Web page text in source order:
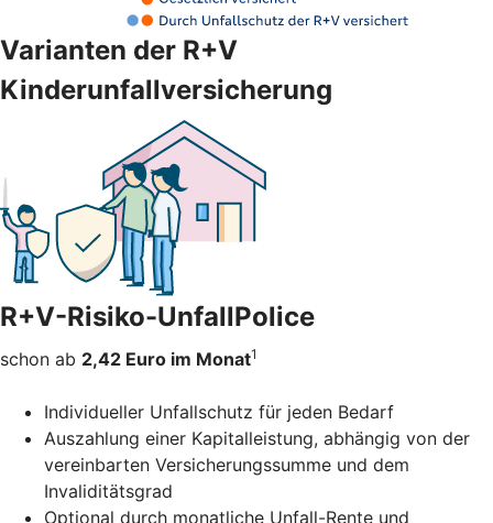
Varianten der R+V
Kinderunfallversicherung
R+V-Risiko-UnfallPolice
schon ab 2,42 Euro im Monat1
Individueller Unfallschutz für jeden Bedarf
Auszahlung einer Kapitalleistung, abhängig von der
vereinbarten Versicherungssumme und dem
Invaliditätsgrad
Optional durch monatliche Unfall-Rente und